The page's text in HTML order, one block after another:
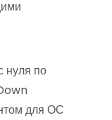
нуля по
для ОС